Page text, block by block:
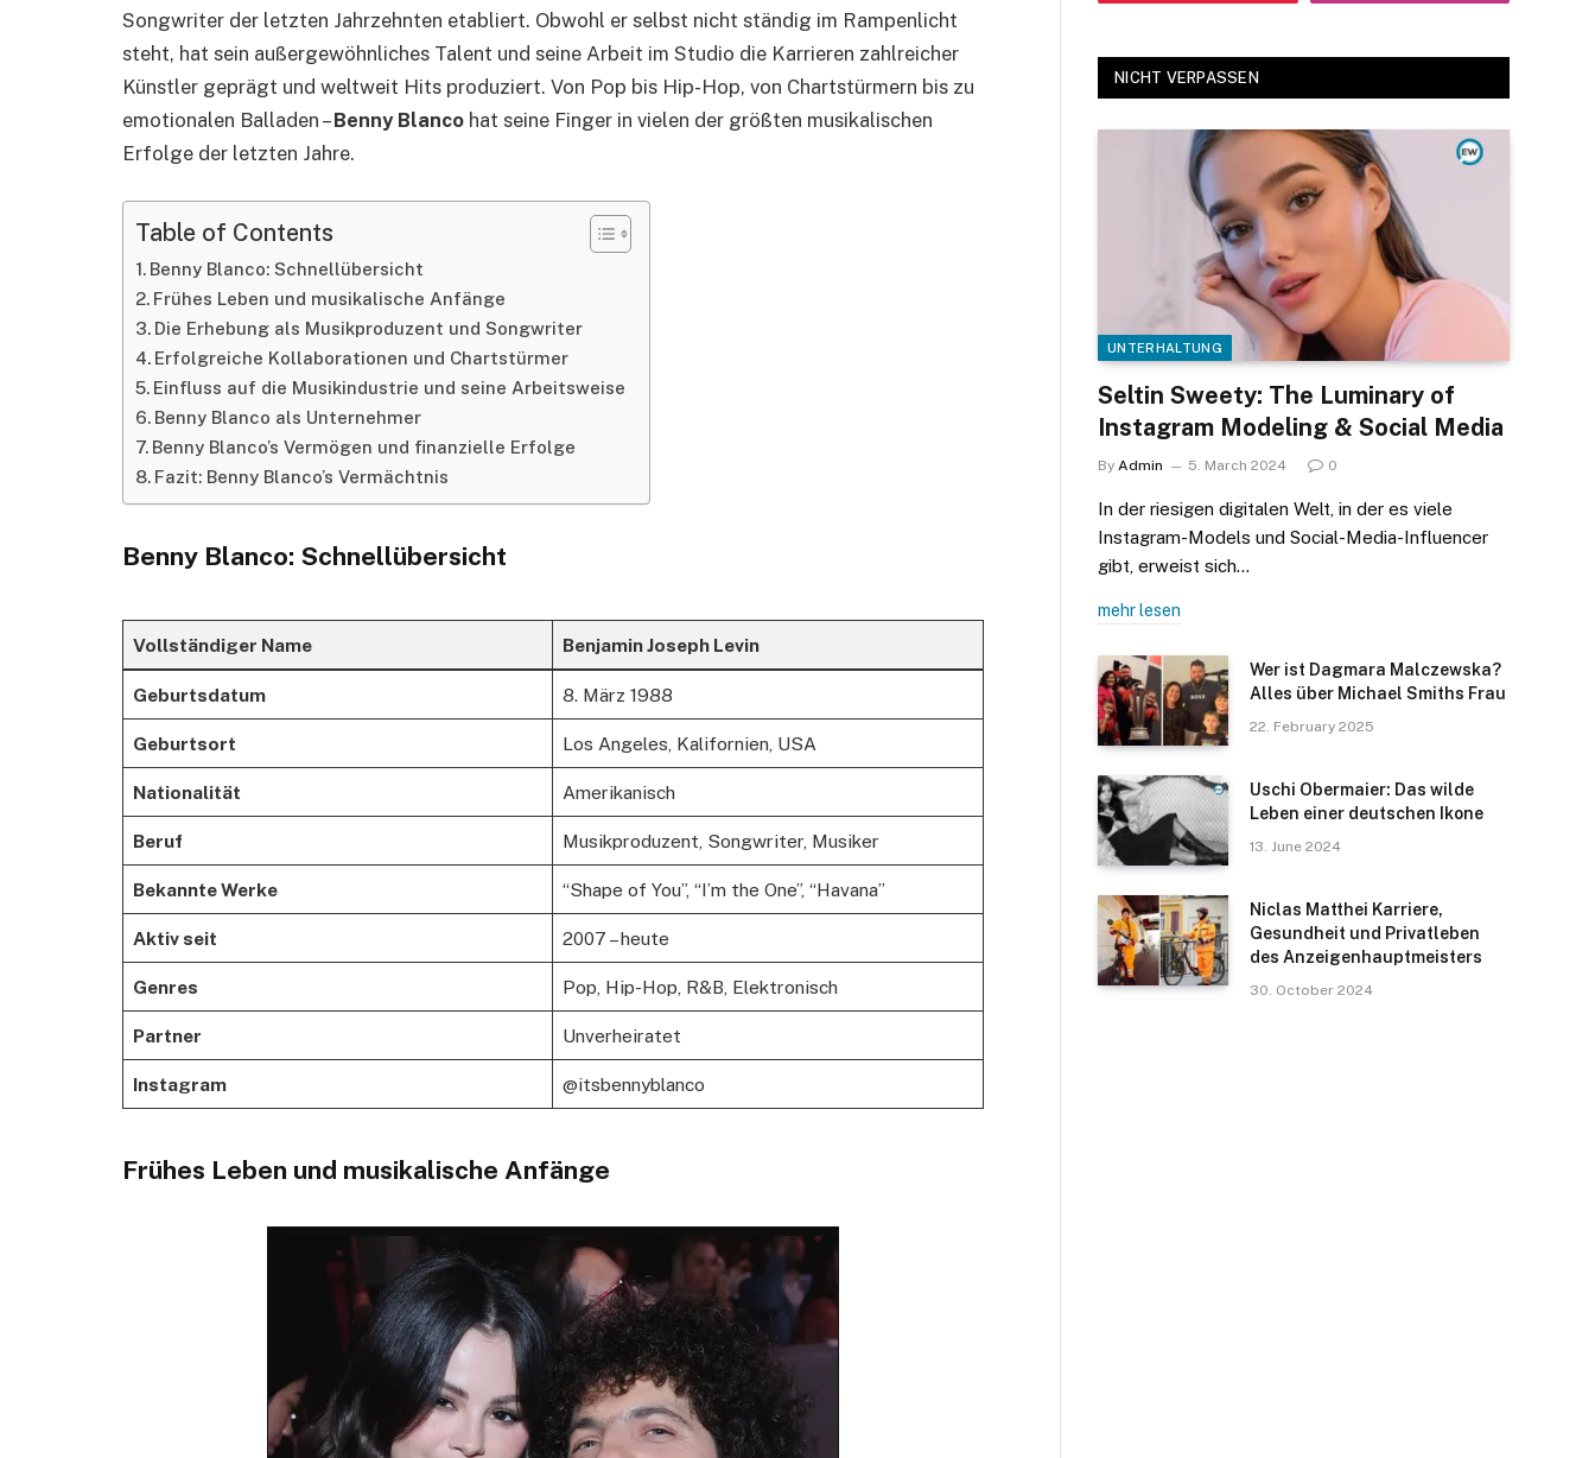
Songwriter der letzten Jahrzehnten etabliert. Obwohl er selbst nicht ständig im Rampenlicht
steht, hat sein außergewöhnliches Talent und seine Arbeit im Studio die Karrieren zahlreicher
Künstler geprägt und weltweit Hits produziert. Von Pop bis Hip-Hop, von Chartstürmern bis zu
emotionalen Balladen –Benny Blanco hat seine Finger in vielen der größten musikalischen
Erfolge der letzten Jahre.
Table of Contents
Benny Blanco: Schnellübersicht
Frühes Leben und musikalische Anfänge
Die Erhebung als Musikproduzent und Songwriter
Erfolgreiche Kollaborationen und Chartstürmer
Einfluss auf die Musikindustrie und seine Arbeitsweise
Benny Blanco als Unternehmer
Benny Blanco’s Vermögen und finanzielle Erfolge
Fazit: Benny Blanco’s Vermächtnis
Benny Blanco: Schnellübersicht
Vollständiger Name Benjamin Joseph Levin
Geburtsdatum 8. März 1988
Geburtsort Los Angeles, Kalifornien, USA
Nationalität Amerikanisch
Beruf Musikproduzent, Songwriter, Musiker
Bekannte Werke “Shape of You”, “I’m the One”, “Havana”
Aktiv seit 2007 – heute
Genres Pop, Hip-Hop, R&B, Elektronisch
Partner Unverheiratet
Instagram @itsbennyblanco
Frühes Leben und musikalische Anfänge
NICHT VERPASSEN
UNTERHALTUNG
Seltin Sweety: The Luminary of
Instagram Modeling & Social Media
By Admin 5. March 2024 0
In der riesigen digitalen Welt, in der es viele
Instagram-Models und Social-Media-Influencer
gibt, erweist sich…
mehr lesen
Wer ist Dagmara Malczewska?
Alles über Michael Smiths Frau
22. February 2025
Uschi Obermaier: Das wilde
Leben einer deutschen Ikone
13. June 2024
Niclas Matthei Karriere,
Gesundheit und Privatleben
des Anzeigenhauptmeisters
30. October 2024